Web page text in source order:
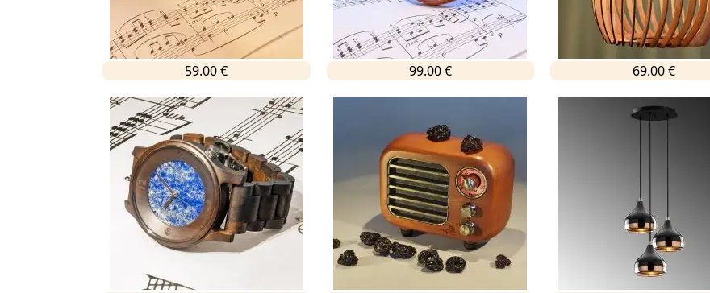
59.00 € 99.00 € 69.00 €